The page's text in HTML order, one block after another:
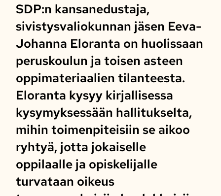
SDP:n kansanedustaja,
sivistysvaliokunnan jäsen Eeva-
Johanna Eloranta on huolissaan
peruskoulun ja toisen asteen
oppimateriaalien tilanteesta.
Eloranta kysyy kirjallisessa
kysymyksessään hallitukselta,
mihin toimenpiteisiin se aikoo
ryhtyä, jotta jokaiselle
oppilaalle ja opiskelijalle
turvataan oikeus